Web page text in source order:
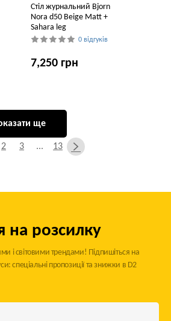
Стіл журнальний Bjorn
Nora d50 Beige Matt +
Sahara leg
0 відгуків
7,250 грн
ще
2 3 ... 13
на розсилку
і світовими трендами! Підпишіться на
спеціальні пропозиції та знижки в D2